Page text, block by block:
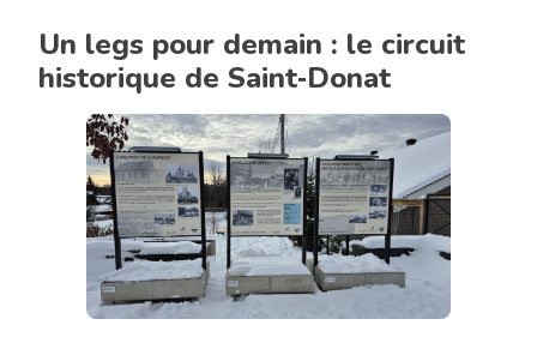
Un legs pour demain : le circuit
historique de Saint‑Donat